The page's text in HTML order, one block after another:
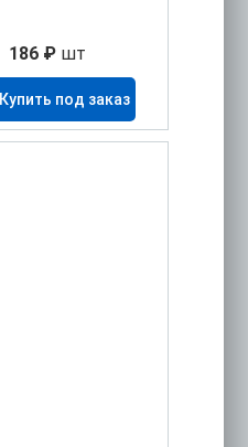
186 ₽ шт
Купить под заказ